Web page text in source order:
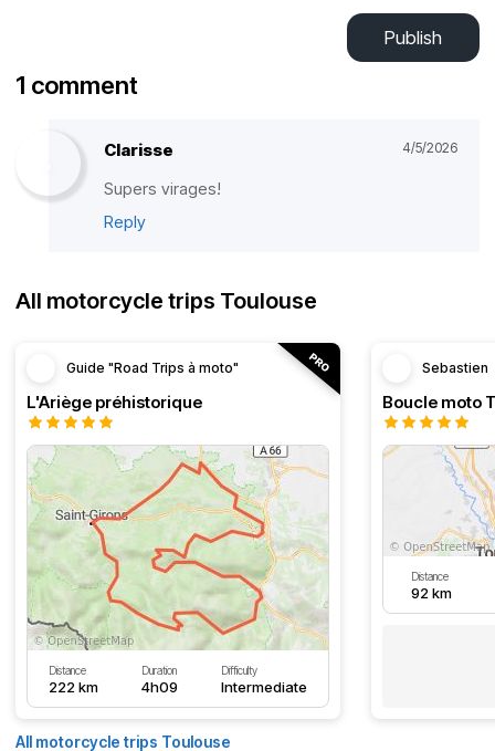
Publish
1 comment
Clarisse 4/5/2026
Supers virages!
Reply
All motorcycle trips Toulouse
Guide "Road Trips à moto"
L'Ariège préhistorique
Distance
222 km
Duration
4h09
Difficulty
Intermediate
Sebastien
Distance
92 km
All motorcycle trips Toulouse